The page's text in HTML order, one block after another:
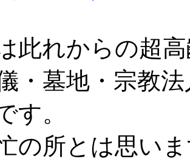
此れからの超
・墓地・宗教
す。
の所とは思い